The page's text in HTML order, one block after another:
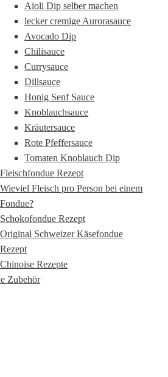
Aioli Dip selber machen
lecker cremige Aurorasauce
Avocado Dip
Chilisauce
Currysauce
Dillsauce
Honig Senf Sauce
Knoblauchsauce
Kräutersauce
Rote Pfeffersauce
Tomaten Knoblauch Dip
Fleischfondue Rezept
Wieviel Fleisch pro Person bei einem
Fondue?
Schokofondue Rezept
Original Schweizer Käsefondue
Rezept
Chinoise Rezepte
Zubehör